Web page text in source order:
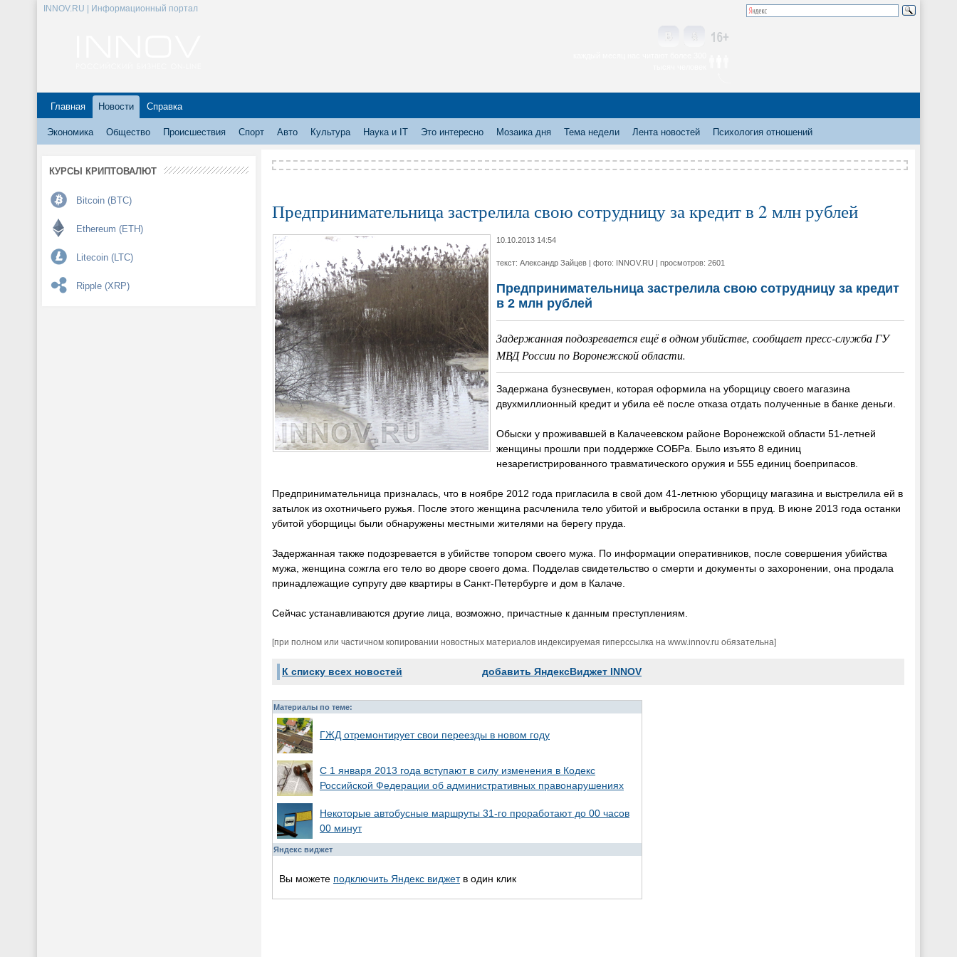
INNOV.RU | Информационный портал
Главная Новости Справка
Экономика Общество Происшествия Спорт Авто Культура Наука и IT Это интересно Мозаика дня Тема недели Лента новостей Психология отношений
КУРСЫ КРИПТОВАЛЮТ
Bitcoin (BTC)
Ethereum (ETH)
Litecoin (LTC)
Ripple (XRP)
Предпринимательница застрелила свою сотрудницу за кредит в 2 млн рублей
10.10.2013 14:54
текст: Александр Зайцев | фото: INNOV.RU | просмотров: 2601
Предпринимательница застрелила свою сотрудницу за кредит
в 2 млн рублей
Задержанная подозревается ещё в одном убийстве, сообщает пресс-служба ГУ
МВД России по Воронежской области.
Задержана бузнесвумен, которая оформила на уборщицу своего магазина
двухмиллионный кредит и убила её после отказа отдать полученные в банке деньги.
Обыски у проживавшей в Калачеевском районе Воронежской области 51-летней
женщины прошли при поддержке СОБРа. Было изъято 8 единиц
незарегистрированного травматического оружия и 555 единиц боеприпасов.
Предпринимательница призналась, что в ноябре 2012 года пригласила в свой дом 41-летнюю уборщицу магазина и выстрелила ей в
затылок из охотничьего ружья. После этого женщина расчленила тело убитой и выбросила останки в пруд. В июне 2013 года останки
убитой уборщицы были обнаружены местными жителями на берегу пруда.
Задержанная также подозревается в убийстве топором своего мужа. По информации оперативников, после совершения убийства
мужа, женщина сожгла его тело во дворе своего дома. Подделав свидетельство о смерти и документы о захоронении, она продала
принадлежащие супругу две квартиры в Санкт-Петербурге и дом в Калаче.
Сейчас устанавливаются другие лица, возможно, причастные к данным преступлениям.
[при полном или частичном копировании новостных материалов индексируемая гиперссылка на www.innov.ru обязательна]
К списку всех новостей добавить ЯндексВиджет INNOV
Материалы по теме:
ГЖД отремонтирует свои переезды в новом году
С 1 января 2013 года вступают в силу изменения в Кодекс
Российской Федерации об административных правонарушениях
Некоторые автобусные маршруты 31-го проработают до 00 часов
00 минут
Яндекс виджет
Вы можете подключить Яндекс виджетв один клик